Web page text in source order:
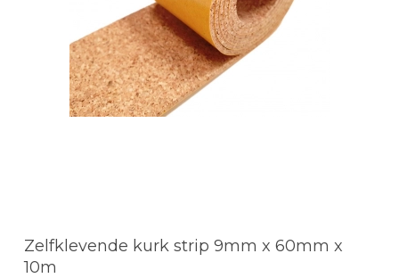
Zelfklevende kurk strip 9mm x 60mm x
10m